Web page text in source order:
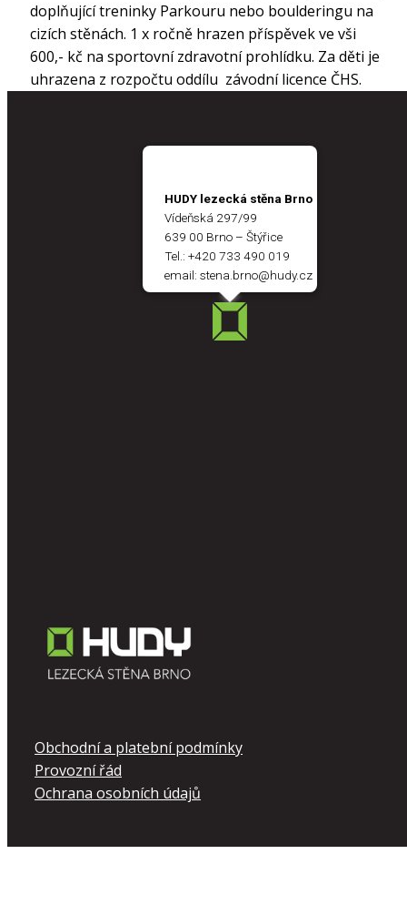
doplňující treninky Parkouru nebo boulderingu na
cizích stěnách. 1 x ročně hrazen příspěvek ve vši
600,- kč na sportovní zdravotní prohlídku. Za děti je
uhrazena z rozpočtu oddílu závodní licence ČHS.
HUDY lezecká stěna Brno
Vídeňská 297/99
639 00 Brno – Štýřice
Tel.: +420 733 490 019
email: stena.brno@hudy.cz
Obchodní a platební podmínky
Provozní řád
Ochrana osobních údajů